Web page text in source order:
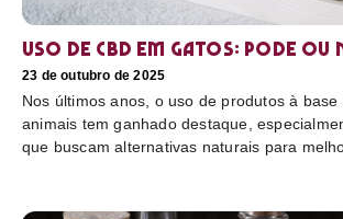
Uso de CBD em gatos: pode ou
23 de outubro de 2025
Nos últimos anos, o uso de produtos à base
animais tem ganhado destaque,
que buscam alternativas naturais para